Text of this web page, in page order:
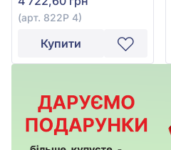
(арт. 822Р 4)
Купити